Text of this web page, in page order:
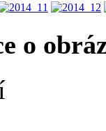
o